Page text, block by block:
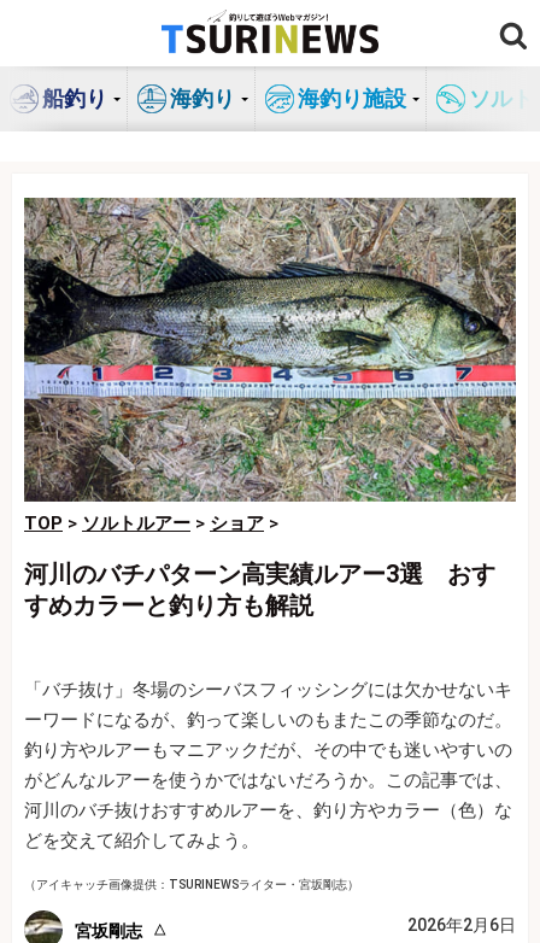
ン
船釣り 海釣り 海釣り施設 ソル
TOP > ソルトルアー > ショア >
河川のバチパターン高実績ルアー3選 おす
すめカラーと釣り方も解説
「バチ抜け」冬場のシーバスフィッシングには欠かせないキ
ーワードになるが、釣って楽しいのもまたこの季節なのだ。
釣り方やルアーもマニアックだが、その中でも迷いやすいの
がどんなルアーを使うかではないだろうか。この記事では、
河川のバチ抜けおすすめルアーを、釣り方やカラー（色）な
どを交えて紹介してみよう。
（アイキャッチ画像提供：TSURINEWSライター・宮坂剛志）
宮坂剛志 2026年2月6日